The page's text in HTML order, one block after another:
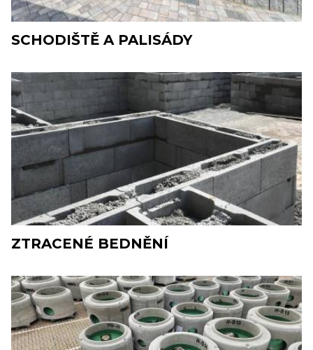
SCHODIŠTĚ A PALISÁDY
ZTRACENÉ BEDNĚNÍ